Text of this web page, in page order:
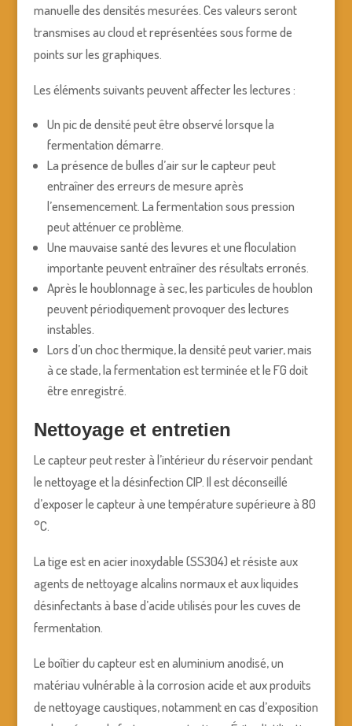
manuelle des densités mesurées. Ces valeurs seront
transmises au cloud et représentées sous forme de
points sur les graphiques.
Les éléments suivants peuvent affecter les lectures :
Un pic de densité peut être observé lorsque la
fermentation démarre.
La présence de bulles d’air sur le capteur peut
entraîner des erreurs de mesure après
l’ensemencement. La fermentation sous pression
peut atténuer ce problème.
Une mauvaise santé des levures et une floculation
importante peuvent entraîner des résultats erronés.
Après le houblonnage à sec, les particules de houblon
peuvent périodiquement provoquer des lectures
instables.
Lors d’un choc thermique, la densité peut varier, mais
à ce stade, la fermentation est terminée et le FG doit
être enregistré.
Nettoyage et entretien
Le capteur peut rester à l’intérieur du réservoir pendant
le nettoyage et la désinfection CIP. Il est déconseillé
d’exposer le capteur à une température supérieure à 80
°C.
La tige est en acier inoxydable (SS304) et résiste aux
agents de nettoyage alcalins normaux et aux liquides
désinfectants à base d’acide utilisés pour les cuves de
fermentation.
Le boîtier du capteur est en aluminium anodisé, un
matériau vulnérable à la corrosion acide et aux produits
de nettoyage caustiques, notamment en cas d’exposition